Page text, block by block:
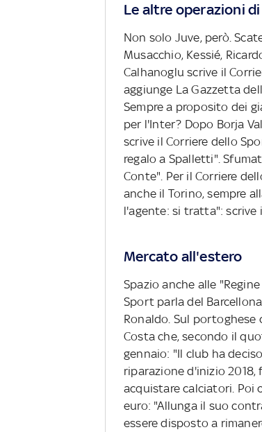
Le altre operazioni di
Non solo Juve, però.
Musacchio, Kessié,
Calhanoglu scrive il
aggiunge La Gazzetta
Sempre a proposito dei
per l'Inter? Dopo Borja
scrive il Corriere dello
regalo a Spalletti".
Conte". Per il Corriere
anche il Torino, sempre
l'agente: si tratta":
Mercato all'estero
Spazio anche alle
Sport parla del
Ronaldo. Sul portoghese
Costa che, secondo il
gennaio: "Il club ha
riparazione d'inizio
acquistare calciatori. Poi
euro: "Allunga il suo
essere disposto a